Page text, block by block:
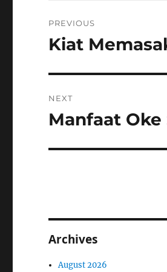
navigation
PREVIOUS
Previous
Kiat
NEXT
Next
Manfaat
Archives
August 2026